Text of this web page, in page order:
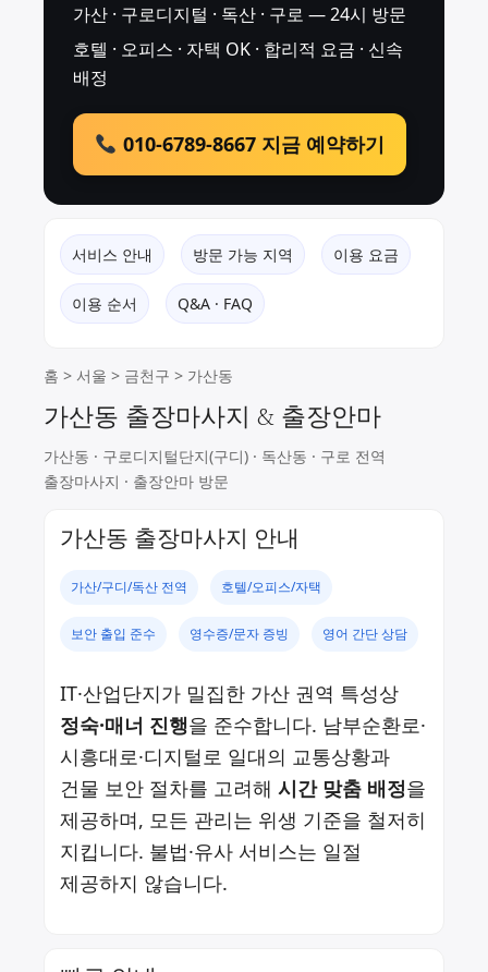
가산 · 구로디지털 · 독산 · 구로 — 24시 방문
호텔 · 오피스 · 자택 OK · 합리적 요금 · 신속
배정
010-6789-8667 지금 예약하기
서비스 안내 방문 가능 지역 이용 요금
이용 순서 Q&A · FAQ
홈 > 서울 > 금천구 > 가산동
가산동 출장마사지 & 출장안마
가산동 · 구로디지털단지(구디) · 독산동 · 구로 전역
출장마사지 · 출장안마 방문
가산동 출장마사지 안내
가산/구디/독산 전역 호텔/오피스/자택
보안 출입 준수 영수증/문자 증빙 영어 간단 상담
IT·산업단지가 밀집한 가산 권역 특성상
정숙·매너 진행을 준수합니다. 남부순환로·
시흥대로·디지털로 일대의 교통상황과
건물 보안 절차를 고려해시간 맞춤 배정을
제공하며, 모든 관리는 위생 기준을 철저히
지킵니다. 불법·유사 서비스는 일절
제공하지 않습니다.